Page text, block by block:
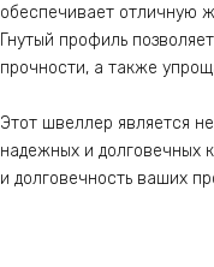
обеспечивает отличную
Гнутый профиль
прочности, а также
Этот швеллер является
надежных и долговечных
и долговечность ваших